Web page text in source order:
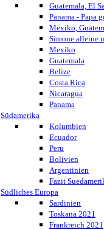
Guatemala, El
Panama - Papa
Mexiko,
Simone alleine
Mexiko
Guatemala
Belize
Costa Rica
Nicaragua
Panama
Südamerika
Kolumbien
Ecuador
Peru
Bolivien
Argentinien
Fazit
Südliches Europa
Sardinien
Toskana 2021
Frankreich 2021